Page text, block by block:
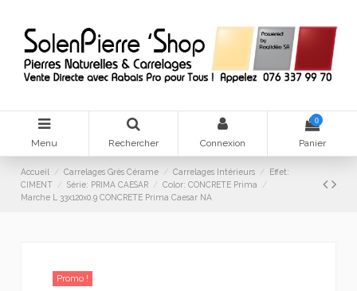
Menu Rechercher Connexion
0
Panier
Accueil Carrelages Grès Cérame Carrelages Intérieurs
Effet:
CIMENT
Série: PRIMA CAESAR
Color: CONCRETE Prima
Marche L 33x120x0.9 CONCRETE Prima Caesar NA
Promo !